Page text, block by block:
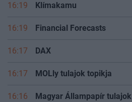
16:19 Klímakamu
16:19 Financial Forecasts
16:17 DAX
16:17 MOLly tulajok topikja
16:16 Magyar Állampapír tulajok